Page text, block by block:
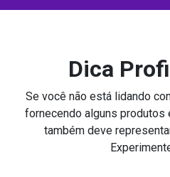
Dica
Se você não está lidando
fornecendo alguns
também deve